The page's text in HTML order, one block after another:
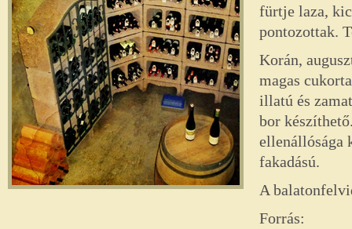
fürtje laza,
pontozottak.
Korán,
magas
illatú és
bor
ellenállósága
fakadású.
A
Forrás: